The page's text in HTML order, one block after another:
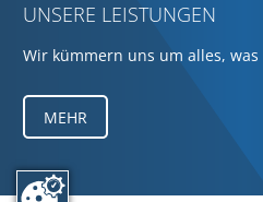
UNSERE LEISTUNGEN
Wir kümmern uns um alles,
MEHR